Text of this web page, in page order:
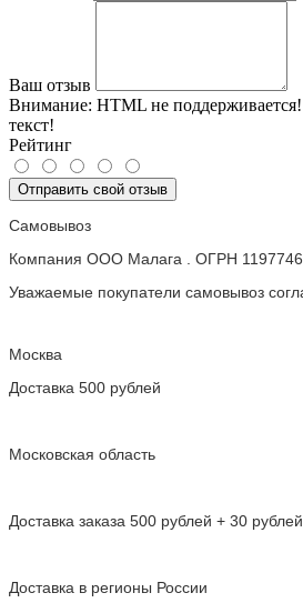
Ваш отзыв
Внимание: HTML не
текст!
Рейтинг
Отправить свой отзыв
Самовывоз
Компания ООО Малага . ОГРН
Уважаемые покупатели самовывоз
Москва
Доставка 500 рублей
Московская область
Доставка заказа 500 рублей + 30 рублей
Доставка в регионы России